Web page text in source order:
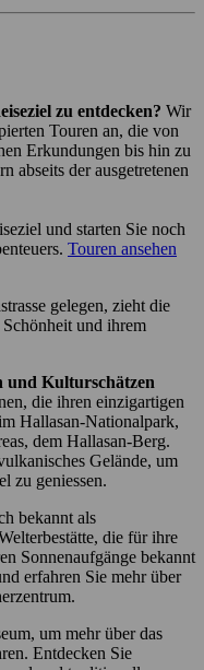
zu entdecken? Wir
Touren an, die von
Erkundungen bis hin zu
abseits der ausgetretenen
und starten Sie noch
Touren ansehen
gelegen, zieht die
und ihrem
und Kulturschätzen
die ihren einzigartigen
Hallasan-Nationalpark,
dem Hallasan-Berg.
Gelände, um
zu geniessen.
bekannt als
die für ihre
Sonnenaufgänge bekannt
erfahren Sie mehr über
um mehr über das
Entdecken Sie